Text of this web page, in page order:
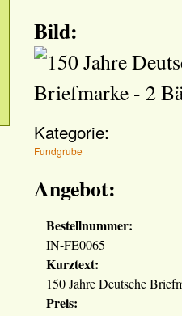
Bild:
Kategorie:
Fundgrube
Angebot:
Bestellnummer:
IN-FE0065
Kurztext:
150 Jahre Deutsche
Preis: